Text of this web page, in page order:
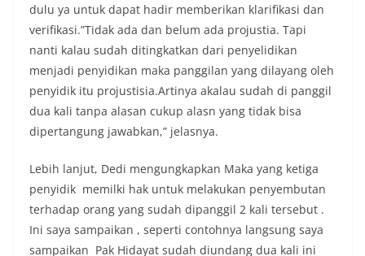
dulu ya untuk dapat hadir memberikan klarifikasi dan
verifikasi.”Tidak ada dan belum ada projustia. Tapi
nanti kalau sudah ditingkatkan dari penyelidikan
menjadi penyidikan maka panggilan yang dilayang oleh
penyidik itu projustisia.Artinya akalau sudah di panggil
dua kali tanpa alasan cukup alasn yang tidak bisa
dipertangung jawabkan,” jelasnya.
Lebih lanjut, Dedi mengungkapkan Maka yang ketiga
penyidik memilki hak untuk melakukan penyembutan
terhadap orang yang sudah dipanggil 2 kali tersebut .
Ini saya sampaikan , seperti contohnya langsung saya
sampaikan Pak Hidayat sudah diundang dua kali ini